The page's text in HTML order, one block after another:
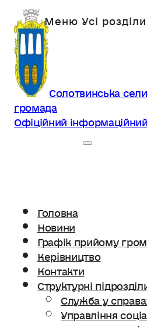
Солотвинська
громада
Офіційний
Головна
Новини
Графік прийому
Керівництво
Контакти
Структурні
Служба у
Управління